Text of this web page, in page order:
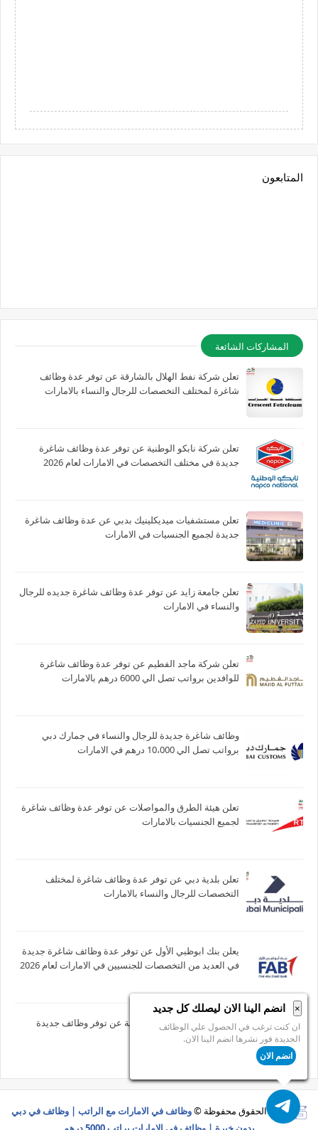
× انضم الينا الان ليصلك كل جديد
ان كنت ترغب في الحصول علي الوظائف
الجديدة فور نشرها انضم الينا الان.
انضم الان
المتابعون
المشاركات الشائعة
تعلن شركة نفط الهلال بالشارقة عن توفر عدة وظائف
شاغرة لمختلف التخصصات للرجال والنساء بالامارات
تعلن شركة نابكو الوطنية عن توفر عدة وظائف شاغرة
جديدة في مختلف التخصصات في الامارات لعام 2026
تعلن مستشفيات ميديكلينيك بدبي عن عدة وظائف شاغرة
جديدة لجميع الجنسيات في الامارات
تعلن جامعة زايد عن توفر عدة وظائف شاغرة جديده للرجال
والنساء في الامارات
تعلن شركة ماجد الفطيم عن توفر عدة وظائف شاغرة
للوافدين برواتب تصل الي 6000 درهم بالامارات
وظائف شاغرة جديدة للرجال والنساء في جمارك دبي
برواتب تصل الي 10،000 درهم في الامارات
تعلن هيئة الطرق والمواصلات عن توفر عدة وظائف شاغرة
لجميع الجنسيات بالامارات
تعلن بلدية دبي عن توفر عدة وظائف شاغرة لمختلف
التخصصات للرجال والنساء بالامارات
يعلن بنك ابوظبي الأول عن توفر عدة وظائف شاغرة جديدة
في العديد من التخصصات للجنسيين في الامارات لعام 2026
تعلن مؤسسة بوخاطر التعليمية عن توفر وظائف جديدة
بمزايا عاليه بالامارات
جميع الحقوق محفوظة ©وظائف في الامارات مع الراتب | وظائف في دبي